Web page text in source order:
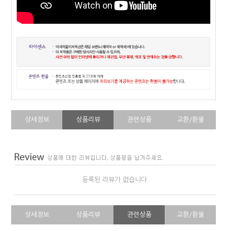
상세정보 상품리뷰 관련상품 교환/환불
등록된 리뷰가 없습니다.
상세정보 상품리뷰 관련상품 교환/환불